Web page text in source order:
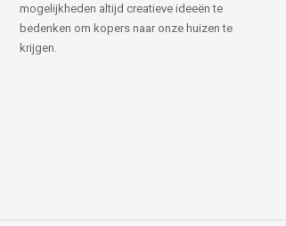
mogelijkheden altijd creatieve ideeën te
bedenken om kopers naar onze huizen te
krijgen.